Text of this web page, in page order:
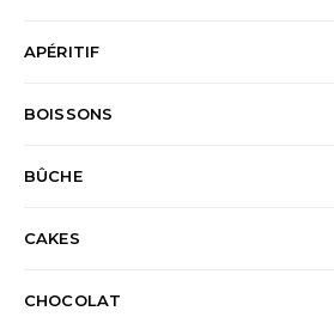
APÉRITIF
BOISSONS
BÛCHE
CAKES
CHOCOLAT